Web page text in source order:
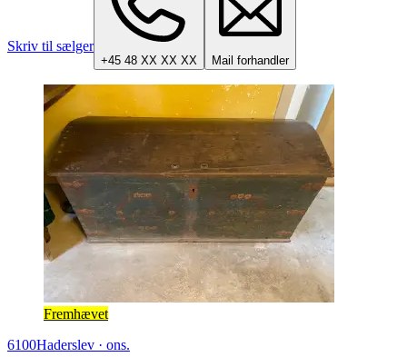
Skriv til sælger
+45 48 XX XX XX Mail forhandler
Fremhævet
6100Haderslev · ons.